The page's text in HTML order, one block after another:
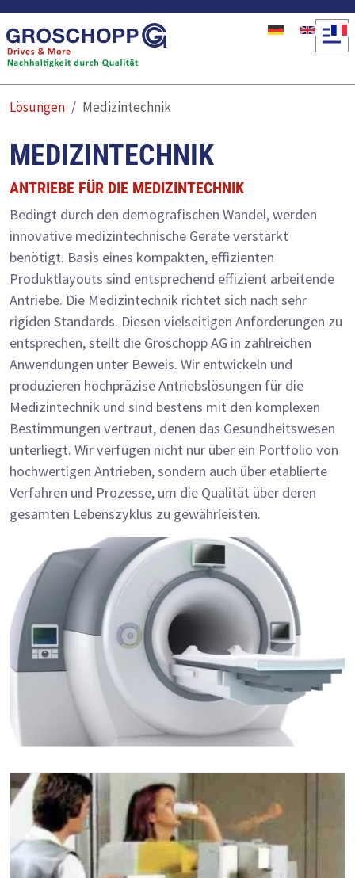
Direkt zum Inhalt
Lösungen Medizintechnik
MEDIZINTECHNIK
ANTRIEBE FÜR DIE MEDIZINTECHNIK
Bedingt durch den demografischen Wandel, werden
innovative medizintechnische Geräte verstärkt
benötigt. Basis eines kompakten, effizienten
Produktlayouts sind entsprechend effizient arbeitende
Antriebe. Die Medizintechnik richtet sich nach sehr
rigiden Standards. Diesen vielseitigen Anforderungen zu
entsprechen, stellt die Groschopp AG in zahlreichen
Anwendungen unter Beweis. Wir entwickeln und
produzieren hochpräzise Antriebslösungen für die
Medizintechnik und sind bestens mit den komplexen
Bestimmungen vertraut, denen das Gesundheitswesen
unterliegt. Wir verfügen nicht nur über ein Portfolio von
hochwertigen Antrieben, sondern auch über etablierte
Verfahren und Prozesse, um die Qualität über deren
gesamten Lebenszyklus zu gewährleisten.